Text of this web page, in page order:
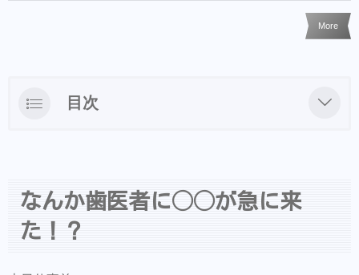
More
目次
するとそこには！？
どうやら天神祭のご祈祷だったらしいです
なんか歯医者に◯◯が急に来
た！？